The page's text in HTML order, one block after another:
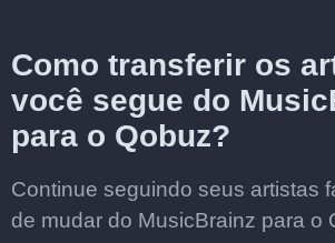
Como transferir os
você segue do
para o Qobuz?
Continue seguindo seus artistas
de mudar do MusicBrainz para o